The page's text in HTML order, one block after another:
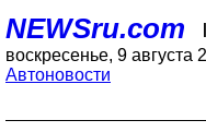
NEWSru.com |
воскресенье, 9 августа
Автоновости